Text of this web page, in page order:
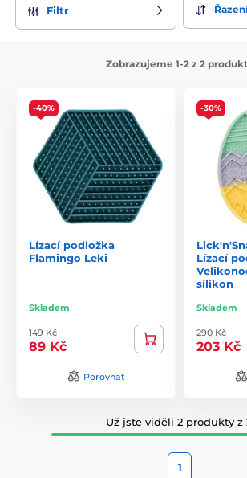
Filtr
Zobrazujeme 1-2 z 2
-40%
Lízací podložka
Flamingo Leki
Skladem
149 Kč
89 Kč
Porovnat
-30%
Lízací
silikon
Skladem
290 Kč
203 Kč
Už jste viděli 2 produkty z
1